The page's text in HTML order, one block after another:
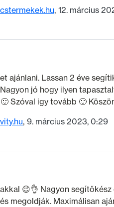
12. március
ajánlani. Lassan 2 éve
jó hogy ilyen
Szóval igy tovább 🙂
9. március 2023, 0:29
😉👌 Nagyon
megoldják. Maximálisan